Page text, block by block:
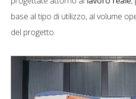
base al tipo di utilizzo, al volume
del progetto.